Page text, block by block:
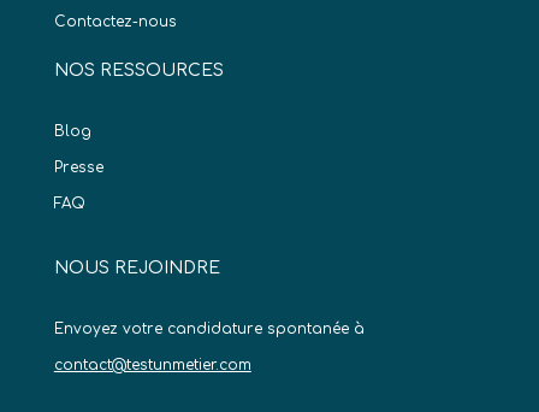
Contactez-nous
NOS RESSOURCES
Blog
Presse
FAQ
NOUS REJOINDRE
Envoyez votre candidature spontanée à
contact@testunmetier.com